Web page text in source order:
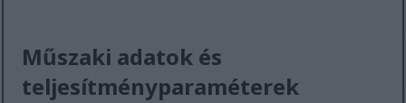
Műszaki adatok és
teljesítményparaméterek